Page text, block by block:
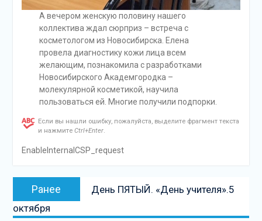
А вечером женскую половину нашего
коллектива ждал сюрприз – встреча с
косметологом из Новосибирска. Елена
провела диагностику кожи лица всем
желающим, познакомила с разработками
Новосибирского Академгородка –
молекулярной косметикой, научила
пользоваться ей. Многие получили подпорки.
Если вы нашли ошибку, пожалуйста, выделите фрагмент текста
и нажмите Ctrl+Enter.
EnableInternalCSP_request
Навигация
записям
Ранее
запись:
День ПЯТЫЙ. «День учителя».5
октября